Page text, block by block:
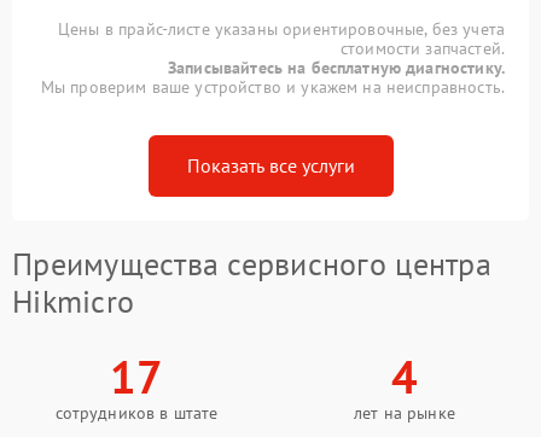
Цены в прайс-листе указаны ориентировочные, без учета
стоимости запчастей.
Записывайтесь на бесплатную диагностику.
Мы проверим ваше устройство и укажем на неисправность.
Показать все услуги
Преимущества сервисного центра
Hikmicro
17
сотрудников в штате
4
лет на рынке